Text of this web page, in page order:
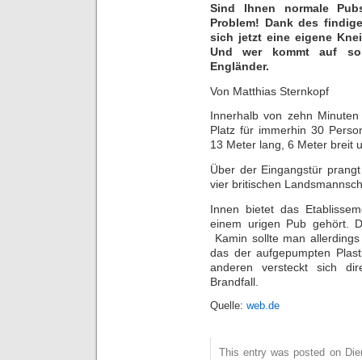
Sind Ihnen normale
Problem! Dank des
sich jetzt eine eigene
Und wer kommt auf
Engländer.
Von Matthias Sternkopf
Innerhalb von zehn
Platz für immerhin 30
13 Meter lang, 6 Meter breit
Über der Eingangstür
vier britischen
Innen bietet das
einem urigen Pub gehört.
Kamin sollte man
das der aufgepumpten
anderen versteckt sich
Brandfall.
Quelle: web.de
This entry was posted on